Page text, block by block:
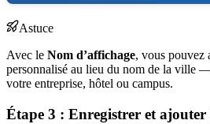
Astuce
Avec le Nom d’affichage, vous pouvez
personnalisé au lieu du nom de la ville
votre entreprise, hôtel ou campus.
Étape 3 : Enregistrer et